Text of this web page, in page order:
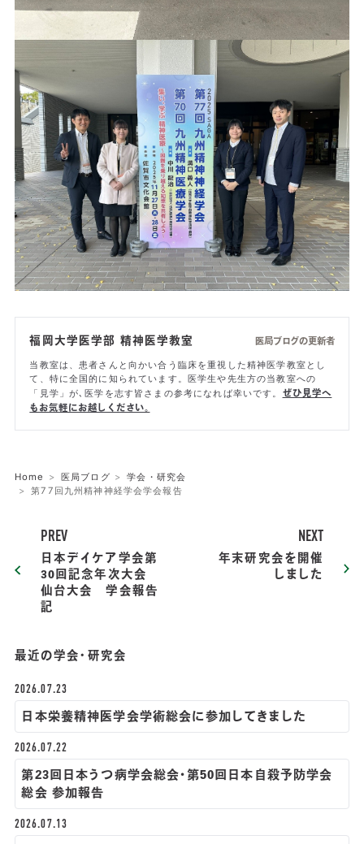
医局ブログの更新者
福岡大学医学部 精神医学教室
当教室は、患者さんと向かい合う臨床を重視した精神医学教室とし
て、特に全国的に知られています。医学生や先生方の当教室への
「見学」が､医学を志す皆さまの参考になれば幸いです。
ぜひ見学へ
もお気軽にお越しください。
Home 医局ブログ
学会・研究会
第77回九州精神神経学会学会報告
PREV
日本デイケア学会第
30回記念年次大会
仙台大会 学会報告
記
NEXT
年末研究会を開催
しました
最近の学会・研究会
2026.07.23
日本栄養精神医学会学術総会に参加してきました
2026.07.22
第23回日本うつ病学会総会・第50回日本自殺予防学会
総会 参加報告
2026.07.13